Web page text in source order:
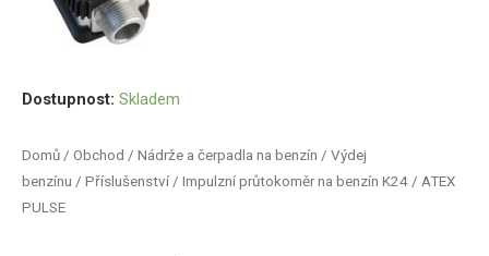
Domů / Obchod / Nádrže a čerpadla na benzín / Výdej
benzínu / Příslušenství / Impulzní průtokoměr na benzín K24 / ATEX
PULSE
Dostupnost: Skladem